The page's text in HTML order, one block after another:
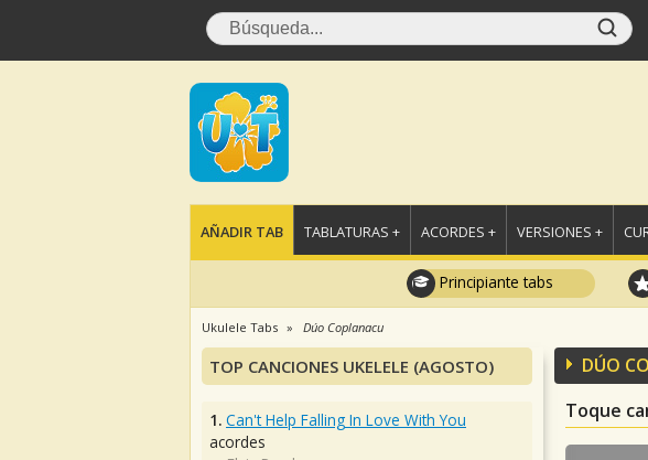
AÑADIR TAB TABLATURAS + ACORDES + VERSIONES +
Principiante tabs
Ukulele Tabs Dúo Coplanacu
DÚO
Toque
TOP CANCIONES UKELELE (AGOSTO)
1. Can't Help Falling In Love With You
acordes